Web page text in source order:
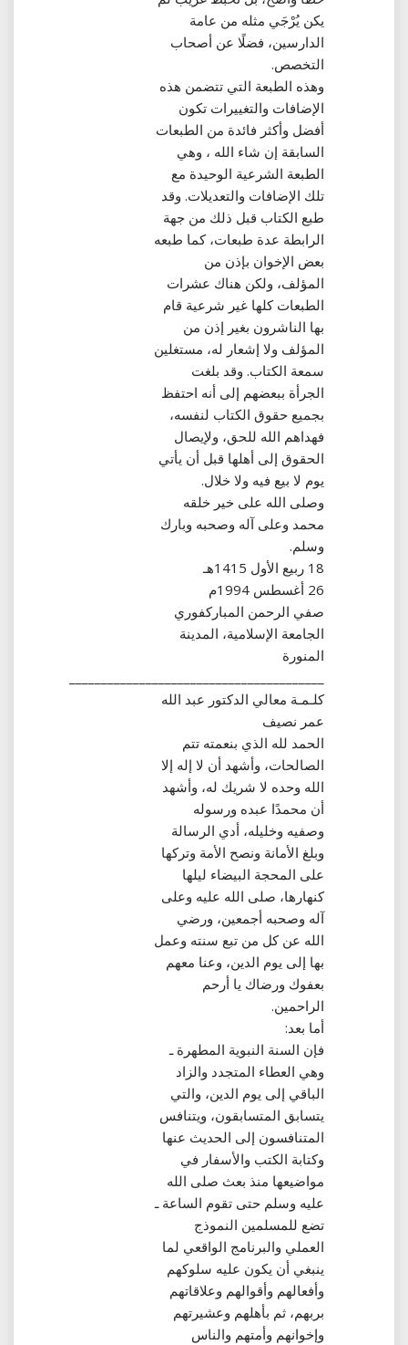
يكن يُرْجَي مثله من عامة
الدارسين، فضلًا عن أصحاب
التخصص‏.‏
وهذه الطبعة التي تتضمن هذه
الإضافات والتغييرات تكون
أفضل وأكثر فائدة من الطبعات
السابقة إن شاء الله ، وهي
الطبعة الشرعية الوحيدة مع
تلك الإضافات والتعديلات‏.‏ وقد
طبع الكتاب قبل ذلك من جهة
الرابطة عدة طبعات، كما طبعه
بعض الإخوان بإذن من
المؤلف، ولكن هناك عشرات
الطبعات كلها غير شرعية قام
بها الناشرون بغير إذن من
المؤلف ولا إشعار له، مستغلين
سمعة الكتاب‏.‏ وقد بلغت
الجرأة ببعضهم إلى أنه احتفظ
بجميع حقوق الكتاب لنفسه،
فهداهم الله للحق، ولإيصال
الحقوق إلى أهلها قبل أن يأتي
يوم لا بيع فيه ولا خلال‏.‏
وصلى الله على خير خلقه
محمد وعلى آله وصحبه وبارك
وسلم‏.‏
18 ربيع الأول 1415هـ
26 أغسطس 1994م
صفي الرحمن المباركفوري
الجامعة الإسلامية، المدينة
المنورة
كلـمـة معالي الدكتور عبد الله
عمر نصيف
الحمد لله الذي بنعمته تتم
الصالحات، وأشهد أن لا إله إلا
الله وحده لا شريك له، وأشهد
أن محمدًا عبده ورسوله
وصفيه وخليله، أدي الرسالة
وبلغ الأمانة ونصح الأمة وتركها
على المحجة البيضاء ليلها
كنهارها، صلى الله عليه وعلى
آله وصحبه أجمعين، ورضي
الله عن كل من تبع سنته وعمل
بها إلى يوم الدين، وعنا معهم
بعفوك ورضاك يا أرحم
الراحمين‏.‏
أما بعد‏:‏
فإن السنة النبوية المطهرة ـ
وهي العطاء المتجدد والزاد
الباقي إلى يوم الدين، والتي
يتسابق المتسابقون، ويتنافس
المتنافسون إلى الحديث عنها
وكتابة الكتب والأسفار في
مواضيعها منذ بعث صلى الله
عليه وسلم حتى تقوم الساعة ـ
تضع للمسلمين النموذج
العملي والبرنامج الواقعي لما
ينبغي أن يكون عليه سلوكهم
وأفعالهم وأقوالهم وعلاقاتهم
بربهم، ثم بأهلهم وعشيرتهم
وإخوانهم وأمتهم والناس